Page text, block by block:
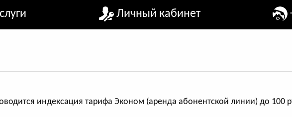
Личный кабинет
индексация тарифа Эконом (аренда абонентской линии) до 100